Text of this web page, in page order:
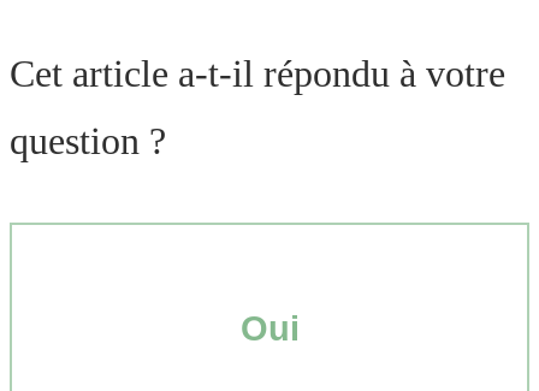
Cet article a-t-il répondu à votre
question ?
Oui